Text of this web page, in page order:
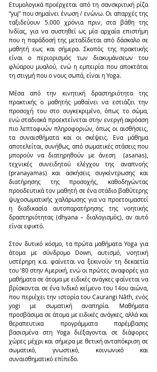
Ετυμολογικά προέρχεται από τη σανσκριτική ρίζα
“yuj” που σημαίνει ένωση / ενώνω. Οι απαρχές της
ταξιδεύουν 5.000 χρόνια πριν, στα βάθη της
Ινδίας, για να συστηθεί ως μία αρχαία επιστήμη
που η παράδοσή της μεταδίδεται από δάσκαλο σε
μαθητή εως και σήμερα. Σκοπός της πρακτικής
είναι ο περιορισμός των διακυμάνσεων του
φλύαρου μυαλού, ενώ η εμπειρία που αποκτάται
τη στιγμή που ο νους σωπά, είναι η Yoga.
Μέσα από την κινητική δραστηριότητα της
πρακτικής ο μαθητής μαθαίνει να εστιάζει την
προσοχή του στο συγκεκριμένο, όπως το σώμα,
ενώ σταδιακά προεκτείνεται στην ενεργή ακρόαση
πιο λεπτοφυών πληροφοριών, όπως οι αισθήσεις,
τα συναισθήματα και οι σκέψεις. Ενα μάθημα
αποτελείται, συνήθως, από σωματικές στάσεις που
μπορούν να διατηρηθούν με άνεση  (asanas),
τεχνικές συνειδητού ελέγχου της αναπνοής
(pranayamas) και ασκήσεις συγκέντρωσης και
διατήρησης της προσοχής, καθοδηγώντας
προοδευτικά τον μαθητή σε ένα στάδιο βαθύτερης
ψυχοσωματικής χαλάρωσης για να προετοιμαστεί
η διαδικασία αυτοπαρατήρησης της νοητικής
δραστηριότητας (dhyana – διαλογισμός), αν αυτό
είναι εφικτό.
Στον δυτικό κόσμο, τα πρώτα μαθήματα Yoga για
άτομα με σύνδρομο Down, αυτισμό, νοητική
υστέρηρη κ.α. φαίνεται να ξεκινούν τη δεκαετία
του '80 στην Αμερική, ενώ οι πρώτες αναφορές για
μαθήματα σε άτομα με ειδικές ανάγκες φαίνεται να
βρίσκονται σε ένα Ινδικό κείμενο του 14ου αιώνα,
που περιέχει την ιστορία του Caurangi Nāth, ενός
yogi με σωματική αναπηρία. Μαθήματα
προσβάσιμα σε άτομα με ειδικές ανάγκες, αλλά και
θεραπευτικα προγράμματα παρέμβασης
βασισμένα στη Yoga διέξαγονται σε διάφορες
χώρες μέχρι και σήμερα με θετική ανταπόκριση σε
σωματικό, γνωστικό, κοινωνικό και
συναισθηματικό επίπεδο.